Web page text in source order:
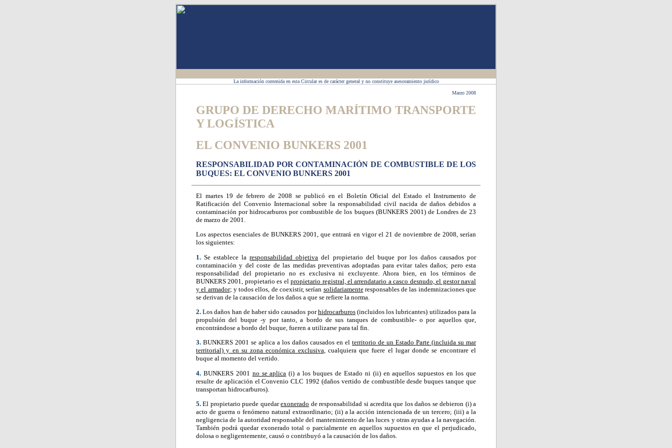
La información contenida en esta Circular es de carácter general y no constituye asesoramiento jurídico
Marzo 2008
GRUPO DE DERECHO MARÍTIMO TRANSPORTE
Y LOGÍSTICA
EL CONVENIO BUNKERS 2001
RESPONSABILIDAD POR CONTAMINACIÓN DE COMBUSTIBLE DE LOS
BUQUES: EL CONVENIO BUNKERS 2001
El martes 19 de febrero de 2008 se publicó en el Boletín Oficial del Estado el Instrumento de
Ratificación del Convenio Internacional sobre la responsabilidad civil nacida de daños debidos a
contaminación por hidrocarburos por combustible de los buques (BUNKERS 2001) de Londres de 23
de marzo de 2001.
Los aspectos esenciales de BUNKERS 2001, que entrará en vigor el 21 de noviembre de 2008, serían
los siguientes:
1. Se establece laresponsabilidad objetiva del propietario del buque por los daños causados por
contaminación y del coste de las medidas preventivas adoptadas para evitar tales daños; pero esta
responsabilidad del propietario no es exclusiva ni excluyente. Ahora bien, en los términos de
BUNKERS 2001, propietario es elpropietario registral, el arrendatario a casco desnudo, el gestor naval
y el armador; y todos ellos, de coexistir, serían solidariamenteresponsables de las indemnizaciones que
se derivan de la causación de los daños a que se refiere la norma.
2. Los daños han de haber sido causados porhidrocarburos(incluidos los lubricantes) utilizados para la
propulsión del buque -y por tanto, a bordo de sus tanques de combustible- o por aquellos que,
encontrándose a bordo del buque, fueren a utilizarse para tal fin.
3. BUNKERS 2001 se aplica a los daños causados en el territorio de un Estado Parte (incluida su mar
territorial) y en su zona económica exclusiva, cualquiera que fuere el lugar donde se encontrare el
buque al momento del vertido.
4. BUNKERS 2001 no se aplica (i) a los buques de Estado ni (ii) en aquellos supuestos en los que
resulte de aplicación el Convenio CLC 1992 (daños vertido de combustible desde buques tanque que
transportan hidrocarburos).
5. El propietario puede quedarexonerado de responsabilidad si acredita que los daños se debieron (i) a
acto de guerra o fenómeno natural extraordinario; (ii) a la acción intencionada de un tercero; (iii) a la
negligencia de la autoridad responsable del mantenimiento de las luces y otras ayudas a la navegación.
También podrá quedar exonerado total o parcialmente en aquellos supuestos en que el perjudicado,
dolosa o negligentemente, causó o contribuyó a la causación de los daños.